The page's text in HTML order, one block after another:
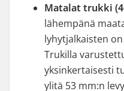
Matalat trukki
lähempänä
lyhytjalkaisten
Trukilla
yksinkertaisesti
ylitä 53 mm:n